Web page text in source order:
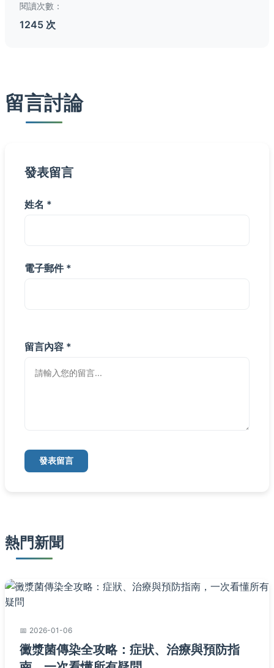
閱讀次數：
1245 次
留言討論
發表留言
姓名 *
電子郵件 *
留言內容 *
發表留言
熱門新聞
2026-01-06
黴漿菌傳染全攻略：症狀、治療與預防指